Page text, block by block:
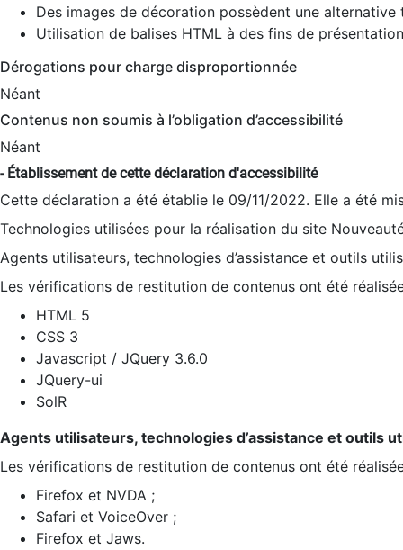
Des images de décoration possèdent une alternative
Utilisation de balises HTML à des fins de
Dérogations pour charge disproportionnée
Néant
Contenus non soumis à l’obligation d’accessibilité
Néant
- Établissement de cette déclaration d'accessibilité
Cette déclaration a été établie le 09/11/2022. Elle a été
Technologies utilisées pour la réalisation du site
Agents utilisateurs, technologies d’assistance et outils
Les vérifications de restitution de contenus ont été
HTML 5
CSS 3
Javascript / JQuery 3.6.0
JQuery-ui
SolR
Agents utilisateurs, technologies d’assistance et outils
Les vérifications de restitution de contenus ont été
Firefox et NVDA ;
Safari et VoiceOver ;
Firefox et Jaws.